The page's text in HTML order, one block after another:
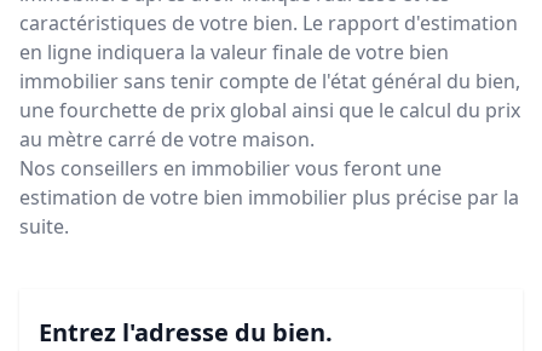
caractéristiques de votre bien. Le rapport d'estimation
en ligne indiquera la valeur finale de votre bien
immobilier sans tenir compte de l'état général du bien,
une fourchette de prix global ainsi que le calcul du prix
au mètre carré de votre maison.
Nos conseillers en immobilier vous feront une
estimation de votre bien immobilier plus précise par la
suite.
Entrez l'adresse du bien.